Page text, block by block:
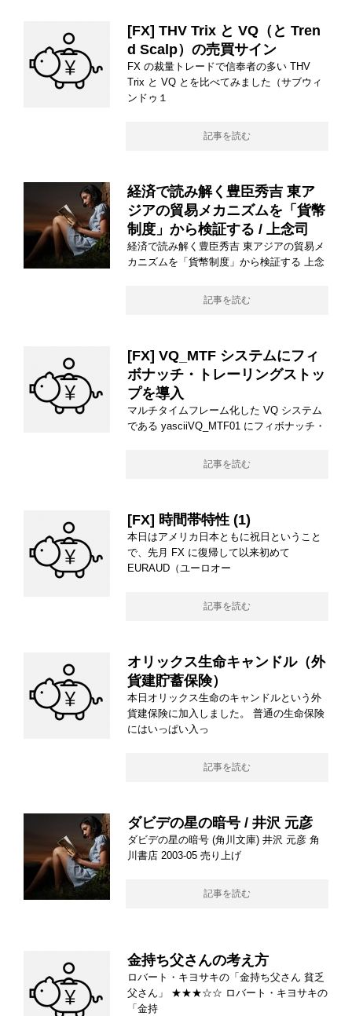
[FX] THV Trix と VQ（と Tren
d Scalp）の売買サイン
FX の裁量トレードで信奉者の多い THV
Trix と VQ とを比べてみました（サブウィ
ンドゥ１
記事を読む
経済で読み解く豊臣秀吉 東ア
ジアの貿易メカニズムを「貨幣
制度」から検証する / 上念司
経済で読み解く豊臣秀吉 東アジアの貿易メ
カニズムを「貨幣制度」から検証する 上念
記事を読む
[FX] VQ_MTF システムにフィ
ボナッチ・トレーリングストッ
プを導入
マルチタイムフレーム化した VQ システム
である yasciiVQ_MTF01 にフィボナッチ・
記事を読む
[FX] 時間帯特性 (1)
本日はアメリカ日本ともに祝日ということ
で、先月 FX に復帰して以来初めて
EURAUD（ユーロオー
記事を読む
オリックス生命キャンドル（外
貨建貯蓄保険）
本日オリックス生命のキャンドルという外
貨建保険に加入しました。 普通の生命保険
にはいっぱい入っ
記事を読む
ダビデの星の暗号 / 井沢 元彦
ダビデの星の暗号 (角川文庫) 井沢 元彦 角
川書店 2003-05 売り上げ
記事を読む
金持ち父さんの考え方
ロバート・キヨサキの「金持ち父さん 貧乏
父さん」 ★★★☆☆ ロバート・キヨサキの
「金持